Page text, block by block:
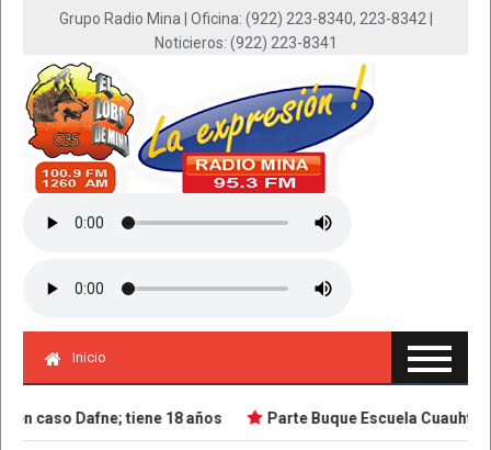
Grupo Radio Mina | Oficina: (922) 223-8340, 223-8342 |
Noticieros: (922) 223-8341
Inicio
caso Dafne; tiene 18 años Parte Buque Escuela